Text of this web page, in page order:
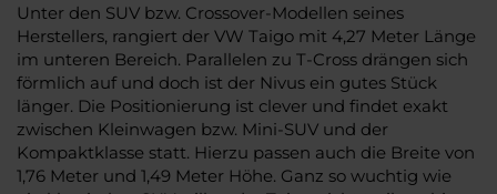
Unter den SUV bzw. Crossover-Modellen seines
Herstellers, rangiert der VW Taigo mit 4,27 Meter Länge
im unteren Bereich. Parallelen zu T-Cross drängen sich
förmlich auf und doch ist der Nivus ein gutes Stück
länger. Die Positionierung ist clever und findet exakt
zwischen Kleinwagen bzw. Mini-SUV und der
Kompaktklasse statt. Hierzu passen auch die Breite von
1,76 Meter und 1,49 Meter Höhe. Ganz so wuchtig wie